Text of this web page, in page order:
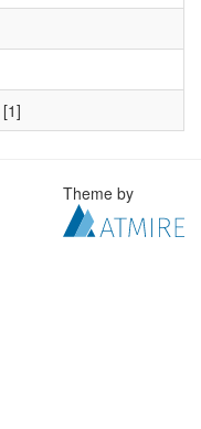
[1]
Theme by